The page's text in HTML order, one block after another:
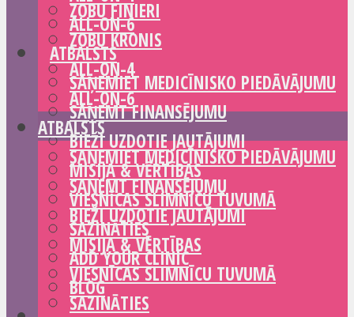
ALL-ON-6
ATBALSTS
SAŅEMIET MEDICĪNISKO PIEDĀVĀJUMU
SAŅEMT FINANSĒJUMU
BIEŽI UZDOTIE JAUTĀJUMI
MISIJA & VĒRTĪBAS
VIESNĪCAS SLIMNĪCU TUVUMĀ
SAZINĀTIES
ADD YOUR CLINIC
BLOG
ZOBU FINIERI
ZOBU KRONIS
ALL-ON-4
ALL-ON-6
ATBALSTS
SAŅEMIET MEDICĪNISKO PIEDĀVĀJUMU
SAŅEMT FINANSĒJUMU
BIEŽI UZDOTIE JAUTĀJUMI
MISIJA & VĒRTĪBAS
VIESNĪCAS SLIMNĪCU TUVUMĀ
SAZINĀTIES